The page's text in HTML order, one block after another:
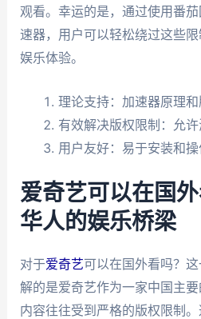
观看。幸运的是，通过使用番
速器，用户可以轻松绕过这些
娱乐体验。
理论支持：加速器原理
有效解决版权限制：允
用户友好：易于安装和
爱奇艺可以在国
华人的娱乐桥梁
对于爱奇艺可以在国外看吗？
解的是爱奇艺作为一家中国主
内容往往受到严格的版权限制